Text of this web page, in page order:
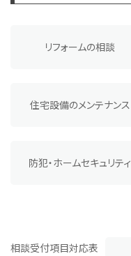
リフォームの相談
住宅設備のメンテナンス
防犯・ホームセキュリティ
相談受付項目対応表